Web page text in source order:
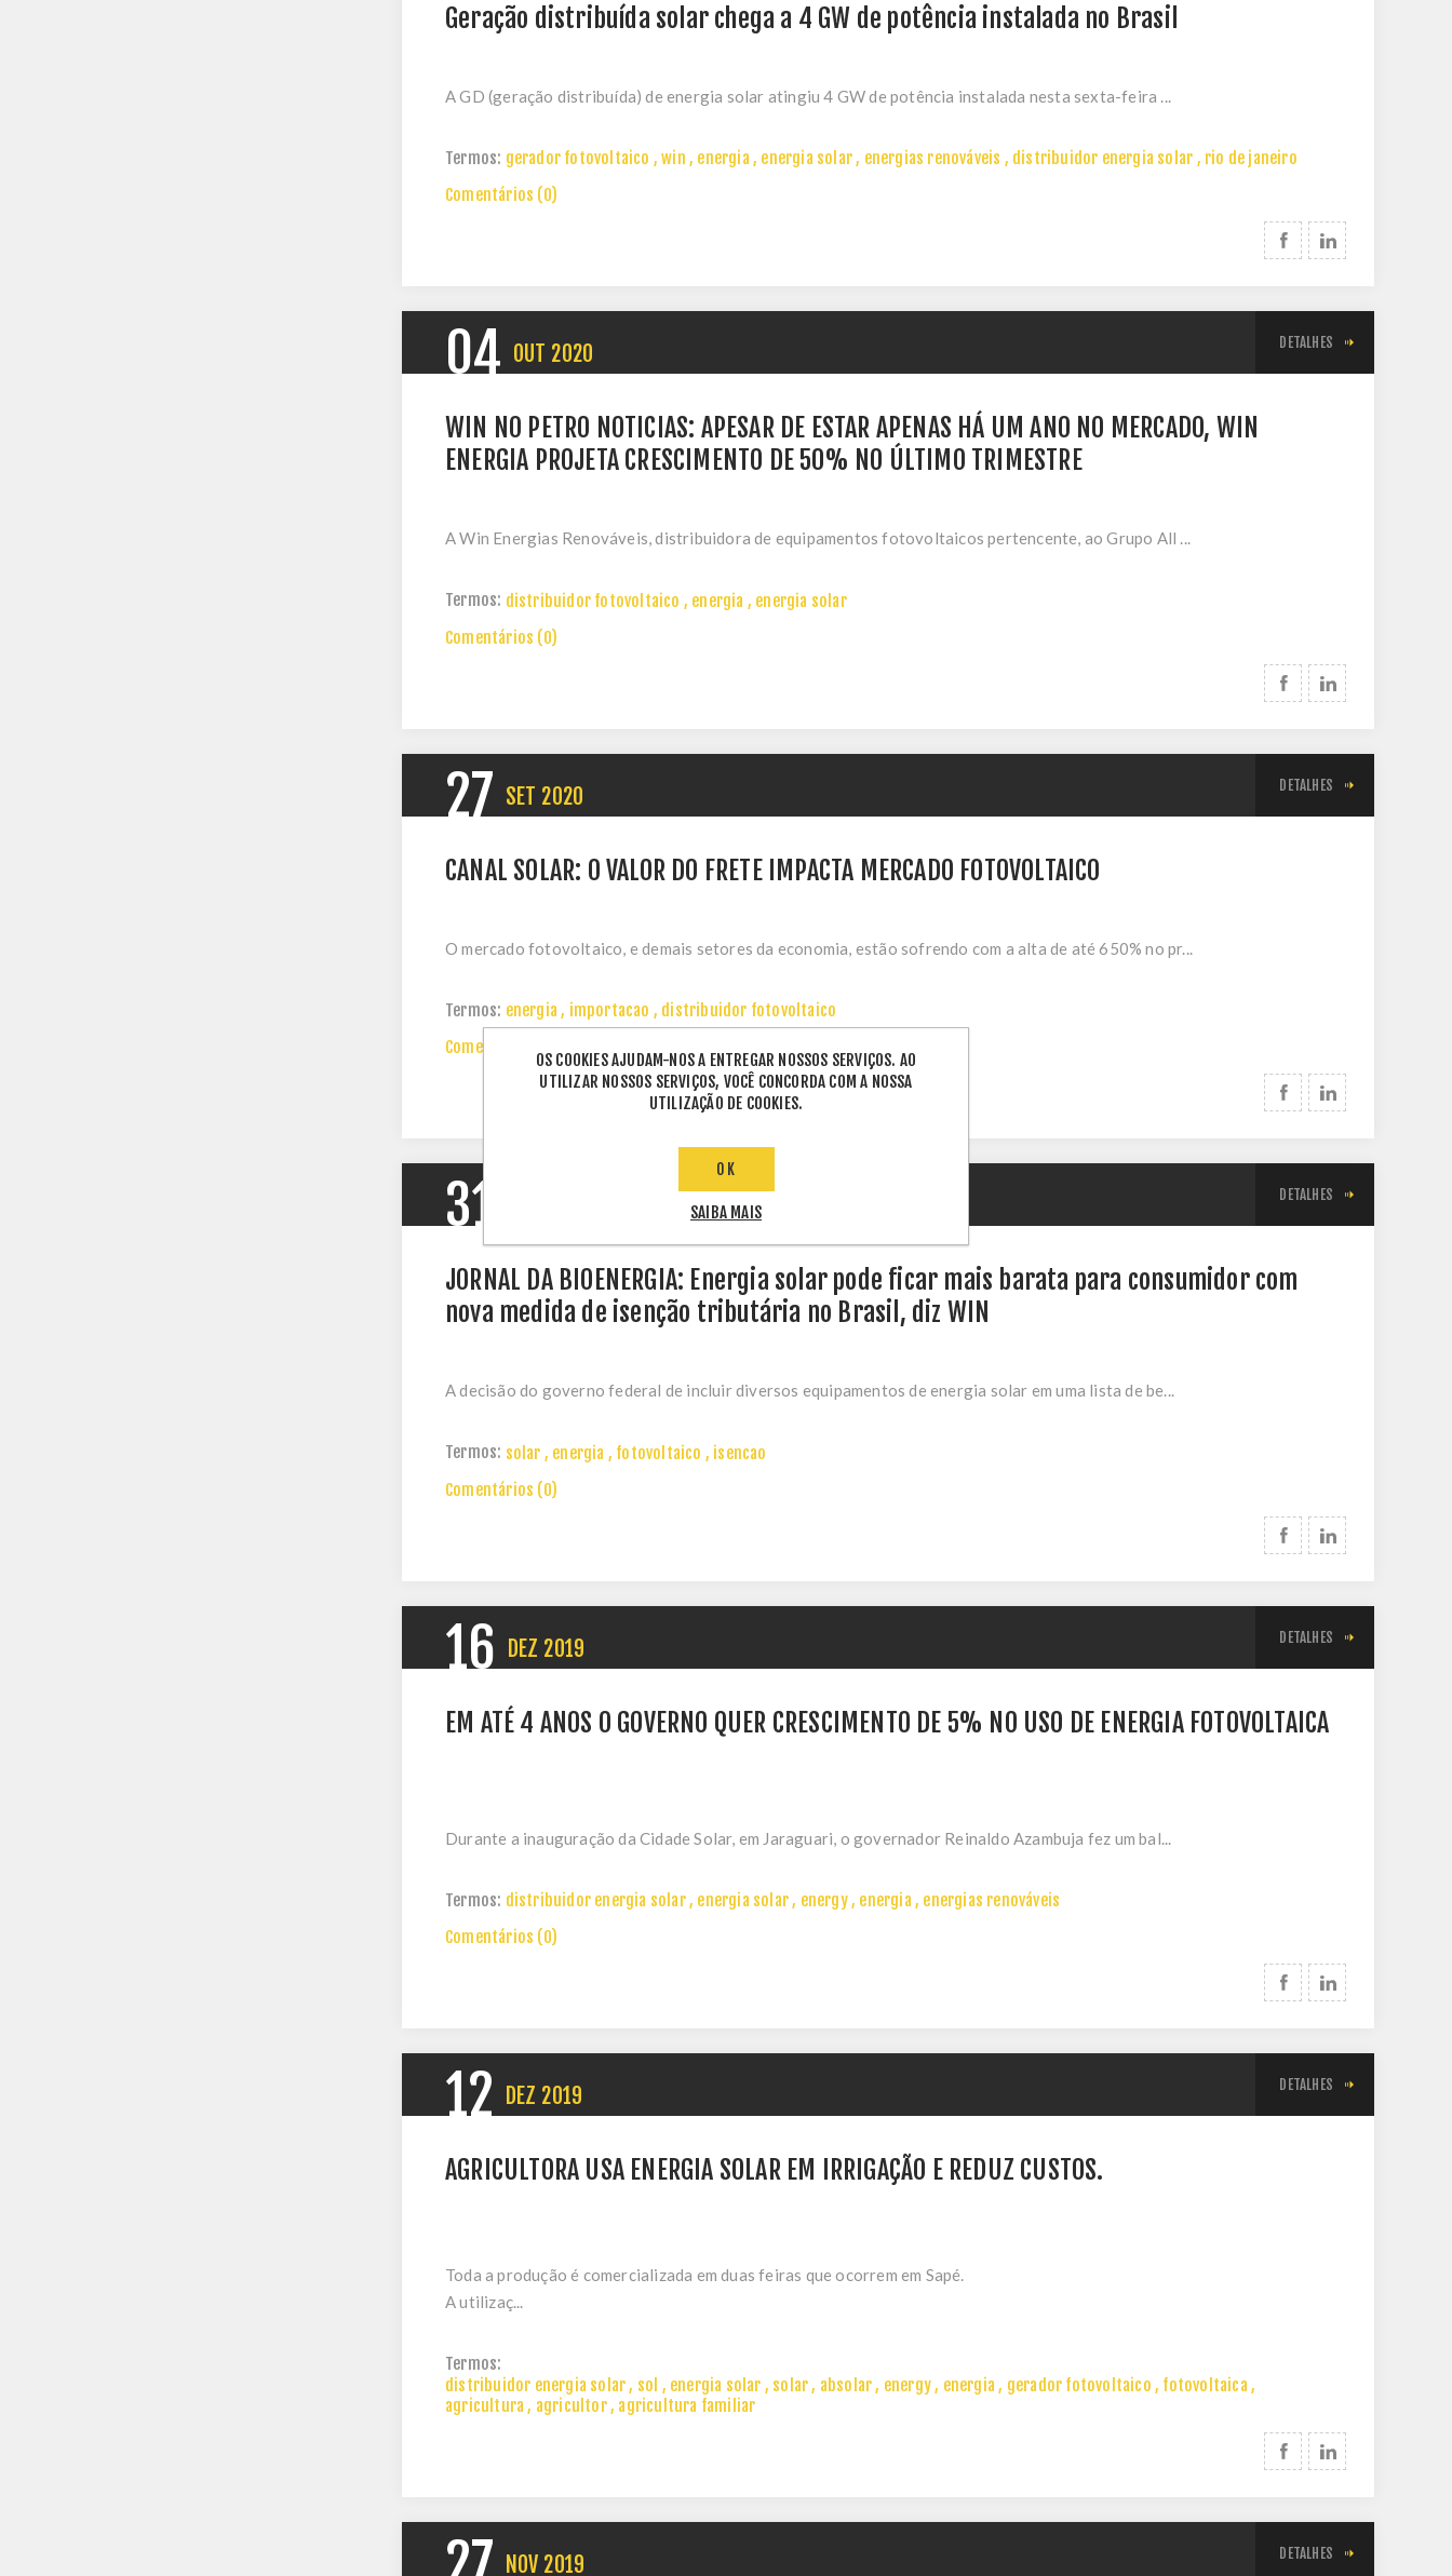
Geração distribuída solar chega a 4 GW de potência instalada no Brasil
A GD (geração distribuída) de energia solar atingiu 4 GW de potência instalada nesta sexta-feira ...
Termos: gerador fotovoltaico , win , energia , energia solar, energias renováveis , distribuidor energia solar , rio de janeiro
Comentários (0)
04 OUT 2020 DETALHES
WIN NO PETRO NOTICIAS: APESAR DE ESTAR APENAS HÁ UM ANO NO MERCADO, WIN
ENERGIA PROJETA CRESCIMENTO DE 50% NO ÚLTIMO TRIMESTRE
A Win Energias Renováveis, distribuidora de equipamentos fotovoltaicos pertencente, ao Grupo All ...
Termos: distribuidor fotovoltaico , energia , energia solar
Comentários (0)
27 SET 2020 DETALHES
CANAL SOLAR: O VALOR DO FRETE IMPACTA MERCADO FOTOVOLTAICO
O mercado fotovoltaico, e demais setores da economia, estão sofrendo com a alta de até 650% no pr...
Termos: energia , importacao , distribuidor fotovoltaico
Comentários (0)
31 DETALHES
JORNAL DA BIOENERGIA: Energia solar pode ficar mais barata para consumidor com
nova medida de isenção tributária no Brasil, diz WIN
A decisão do governo federal de incluir diversos equipamentos de energia solar em uma lista de be...
Termos: solar , energia , fotovoltaico , isencao
Comentários (0)
16 DEZ 2019 DETALHES
EM ATÉ 4 ANOS O GOVERNO QUER CRESCIMENTO DE 5% NO USO DE ENERGIA FOTOVOLTAICA
Durante a inauguração da Cidade Solar, em Jaraguari, o governador Reinaldo Azambuja fez um bal...
Termos: distribuidor energia solar, energia solar, energy, energia , energias renováveis
Comentários (0)
12 DEZ 2019 DETALHES
AGRICULTORA USA ENERGIA SOLAR EM IRRIGAÇÃO E REDUZ CUSTOS.
Toda a produção é comercializada em duas feiras que ocorrem em Sapé.
A utilizaç...
Termos:
distribuidor energia solar, sol , energia solar , solar, absolar, energy, energia , gerador fotovoltaico , fotovoltaica ,
agricultura , agricultor, agricultura familiar
NOV 2019 DETALHES
OS COOKIES AJUDAM-NOS A ENTREGAR NOSSOS SERVIÇOS. AO
UTILIZAR NOSSOS SERVIÇOS, VOCÊ CONCORDA COM A NOSSA
UTILIZAÇÃO DE COOKIES.
OK
SAIBA MAIS